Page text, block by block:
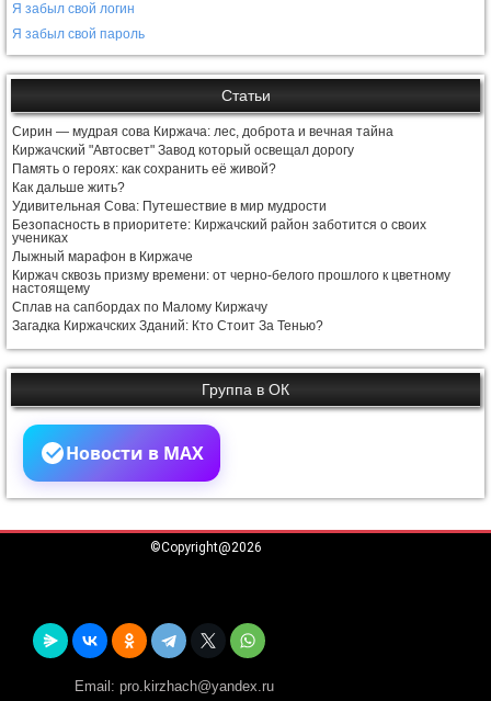
Я забыл свой логин
Я забыл свой пароль
Статьи
Сирин — мудрая сова Киржача: лес, доброта и вечная тайна
Киржачский "Автосвет" Завод который освещал дорогу
Память о героях: как сохранить её живой?
Как дальше жить?
Удивительная Сова: Путешествие в мир мудрости
Безопасность в приоритете: Киржачский район заботится о своих
учениках
Лыжный марафон в Киржаче
Киржач сквозь призму времени: от черно-белого прошлого к цветному
настоящему
Сплав на сапбордах по Малому Киржачу
Загадка Киржачских Зданий: Кто Стоит За Тенью?
Группа в ОК
Новости в MAX
Email: pro.kirzhach@yandex.ru
©Copyright@2026